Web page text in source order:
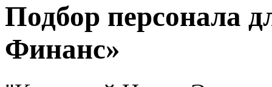
Подбор персонала
Финанс»